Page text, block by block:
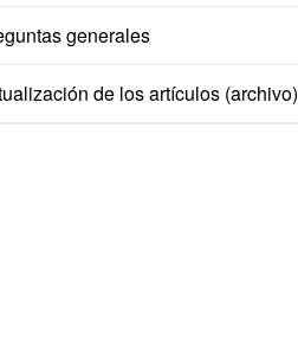
generales
de los artículos (archivo)